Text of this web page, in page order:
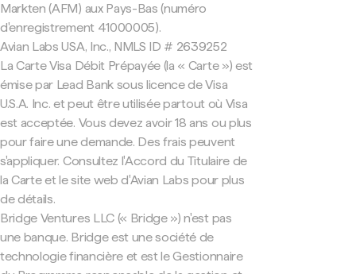
Markten (AFM) aux Pays-Bas (numéro
d'enregistrement 41000005).
Avian Labs USA, Inc., NMLS ID # 2639252
La Carte Visa Débit Prépayée (la « Carte ») est
émise par Lead Bank sous licence de Visa
U.S.A. Inc. et peut être utilisée partout où Visa
est acceptée. Vous devez avoir 18 ans ou plus
pour faire une demande. Des frais peuvent
s'appliquer. Consultez l'Accord du Titulaire de
la Carte et le site web d'Avian Labs pour plus
de détails.
Bridge Ventures LLC (« Bridge ») n'est pas
une banque. Bridge est une société de
technologie financière et est le Gestionnaire